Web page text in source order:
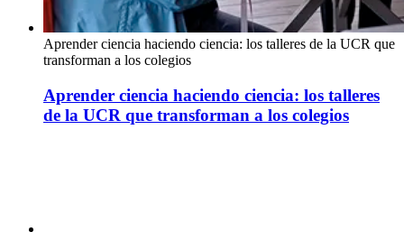
Aprender ciencia haciendo ciencia: los talleres de la UCR que
transforman a los colegios
Aprender ciencia haciendo ciencia: los talleres
de la UCR que transforman a los colegios